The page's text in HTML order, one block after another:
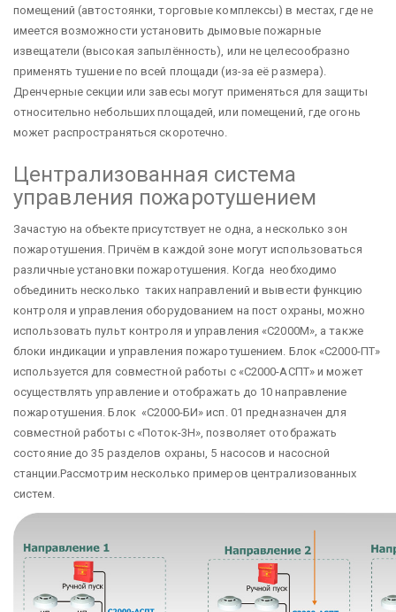
помещений (автостоянки, торговые комплексы) в местах, где не
имеется возможности установить дымовые пожарные
извещатели (высокая запылённость), или не целесообразно
применять тушение по всей площади (из-за её размера).
Дренчерные секции или завесы могут применяться для защиты
относительно небольших площадей, или помещений, где огонь
может распространяться скоротечно.
Централизованная система
управления пожаротушением
Зачастую на объекте присутствует не одна, а несколько зон
пожаротушения. Причём в каждой зоне могут использоваться
различные установки пожаротушения. Когда необходимо
объединить несколько таких направлений и вывести функцию
контроля и управления оборудованием на пост охраны, можно
использовать пульт контроля и управления «С2000М», а также
блоки индикации и управления пожаротушением. Блок «С2000-ПТ»
используется для совместной работы с «С2000-АСПТ» и может
осуществлять управление и отображать до 10 направление
пожаротушения. Блок «С2000-БИ» исп. 01 предназначен для
совместной работы с «Поток-3Н», позволяет отображать
состояние до 35 разделов охраны, 5 насосов и насосной
станции.Рассмотрим несколько примеров централизованных
систем.